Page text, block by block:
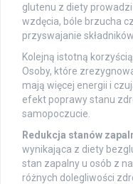
glutenu z diety
wzdęcia, bóle brzucha
przyswajanie
Kolejną istotną
Osoby, które
mają więcej energii i
efekt poprawy stanu
samopoczucie.
Redukcja stanów
wynikająca z diety
stan zapalny u osób z
różnych dolegliwości